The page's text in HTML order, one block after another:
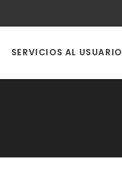
SERVICIOS AL USUARIO